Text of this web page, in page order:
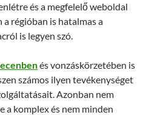
és a megfelelő weboldal
régióban is hatalmas a
is legyen szó.
és vonzáskörzetében is
számos ilyen tevékenységet
Azonban nem
a komplex és nem minden